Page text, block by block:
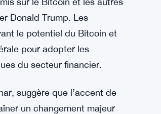
du CPI, le Bitcoin a atteint
contraste nettement avec
le Bitcoin remplace
sur le Bitcoin et les autres